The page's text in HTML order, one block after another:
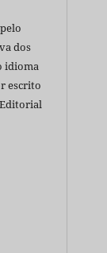
dos
idioma
escrito